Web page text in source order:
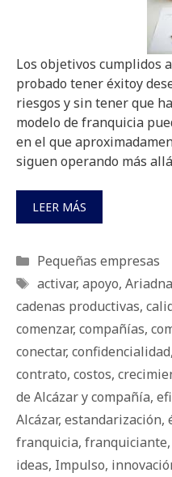
Los objetivos cumplidos
probado tener éxitoy
riesgos y sin tener que
modelo de franquicia
en el que
siguen operando más
LEER MÁS
Categorías
Pequeñas empresas
Etiquetas
activar, apoyo,
cadenas productivas,
comenzar, compañías,
conectar, confidencialidad,
contrato, costos,
de Alcázar y compañía,
Alcázar, estandarización,
franquicia, franquiciante,
ideas, Impulso,